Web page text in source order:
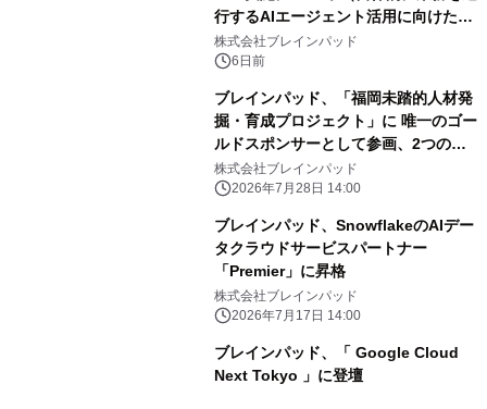
行するAIエージェント活用に向けた取
組み）
株式会社ブレインパッド
6日前
ブレインパッド、「福岡未踏的人材発
掘・育成プロジェクト」に 唯一のゴー
ルドスポンサーとして参画、2つの開
発課題で異能の発掘を開始
株式会社ブレインパッド
2026年7月28日 14:00
ブレインパッド、SnowflakeのAIデー
タクラウドサービスパートナー
「Premier」に昇格
株式会社ブレインパッド
2026年7月17日 14:00
ブレインパッド、「 Google Cloud
Next Tokyo 」に登壇